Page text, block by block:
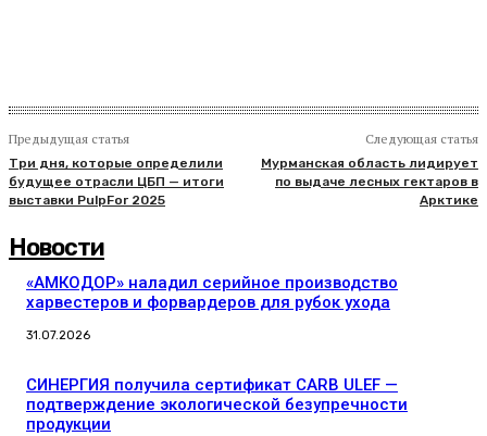
Предыдущая статья
Три дня, которые определили
будущее отрасли ЦБП — итоги
выставки PulpFor 2025
Следующая статья
Мурманская область лидирует
по выдаче лесных гектаров в
Арктике
Новости
«АМКОДОР» наладил серийное производство
харвестеров и форвардеров для рубок ухода
31.07.2026
СИНЕРГИЯ получила сертификат CARB ULEF —
подтверждение экологической безупречности
продукции